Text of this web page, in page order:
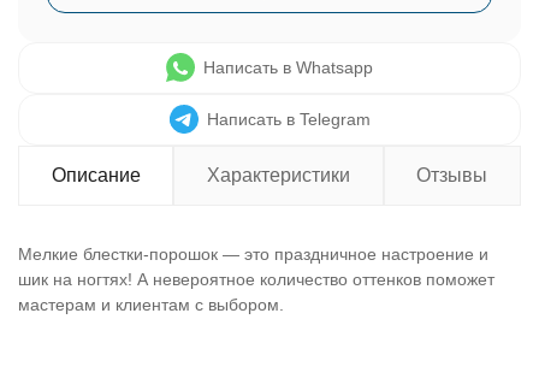
Написать в Whatsapp
Написать в Telegram
Описание Характеристики Отзывы
Мелкие блестки-порошок — это праздничное настроение и
шик на ногтях! А невероятное количество оттенков поможет
мастерам и клиентам с выбором.